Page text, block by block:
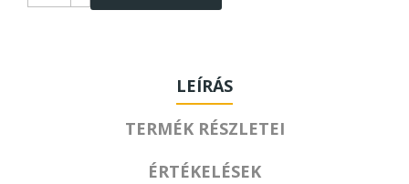
LEÍRÁS
TERMÉK RÉSZLETEI
ÉRTÉKELÉSEK